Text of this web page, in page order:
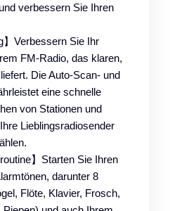
verbessern Sie Ihren
】Verbessern Sie Ihr
FM-Radio, das klaren,
Die Auto-Scan- und
eine schnelle
von Stationen und
Lieblingsradiosender
】Starten Sie Ihren
darunter 8
Flöte, Klavier, Frosch,